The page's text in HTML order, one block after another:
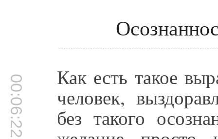
00:06:22 Как есть такое
человек,
без такого